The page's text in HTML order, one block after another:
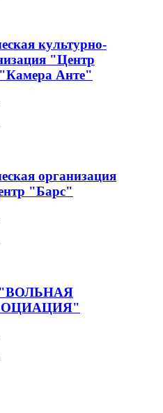
культурно-
"Центр
Анте"
организация
"Барс"